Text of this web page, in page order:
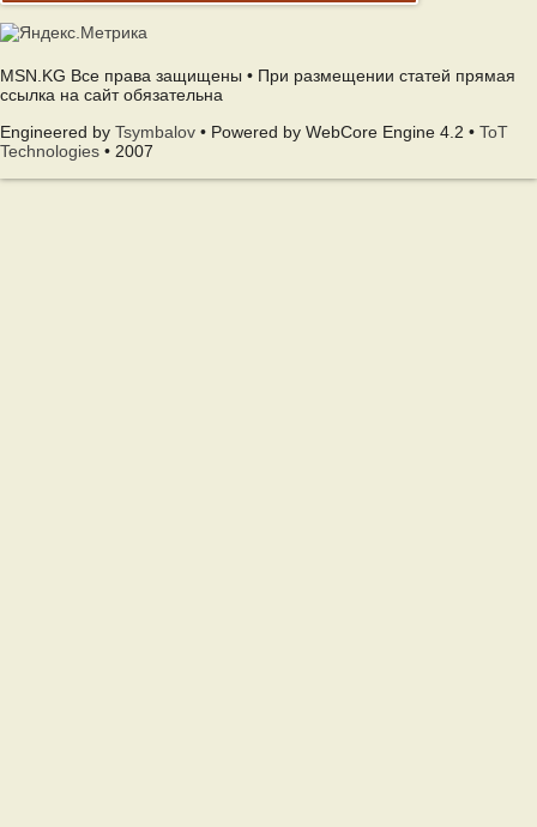
MSN.KG Все права защищены • При размещении статей прямая
ссылка на сайт обязательна
Engineered by Tsymbalov • Powered by WebCore Engine 4.2 • ToT
Technologies • 2007